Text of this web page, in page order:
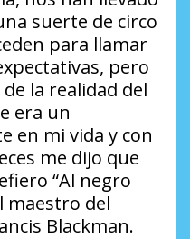
suerte de circo
para llamar
pero
la realidad del
era un
en mi vida y con
me dijo que
“Al negro
maestro del
Blackman.